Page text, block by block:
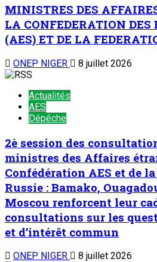
MINISTRES DES
LA CONFEDERATION DES
(AES) ET DE LA
ONEP NIGER 8 juillet 2026
Actualités
AES
Dépêche
2è session des
ministres des Affaires
Confédération AES et de
Russie : Bamako,
Moscou renforcent leur
consultations sur les
et d’intérêt commun
ONEP NIGER 8 juillet 2026